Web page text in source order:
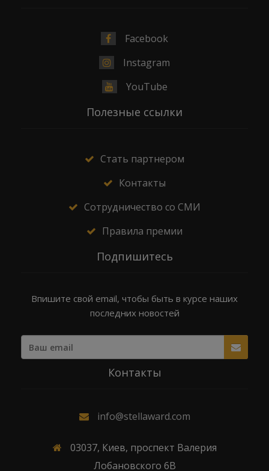
Facebook
Instagram
YouTube
Полезные ссылки
Стать партнером
Контакты
Сотрудничество со СМИ
Правила премии
Подпишитесь
Впишите свой email, чтобы быть в курсе наших
последних новостей
Контакты
info@stellaward.com
03037, Киев, проспект Валерия
Лобановского 6В